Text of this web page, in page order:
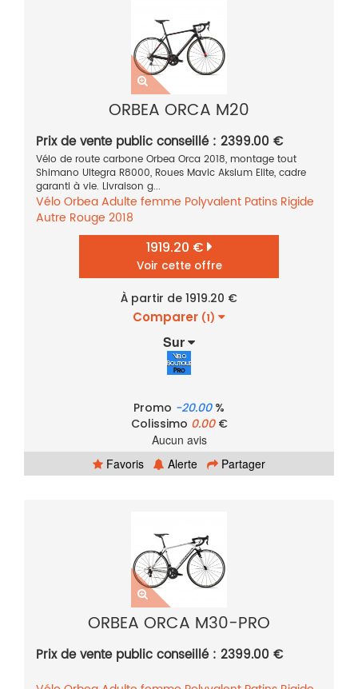
ORBEA ORCA M20
Prix de vente public conseillé : 2399.00 €
Vélo de route carbone Orbea Orca 2018, montage tout
Shimano Ultegra R8000, Roues Mavic Aksium Elite, cadre
garanti à vie. Livraison g...
VéloOrbeaAdulte femme Polyvalent Patins Rigide
Autre Rouge 2018
1919.20 €
Voir cette offre
À partir de 1919.20 €
Comparer (1)
Sur
Promo -20.00%
Colissimo 0.00€
Aucun avis
Favoris
Alerte Partager
ORBEA ORCA M30-PRO
Prix de vente public conseillé : 2399.00 €